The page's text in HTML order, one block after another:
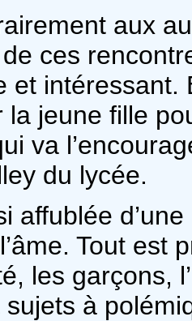
aux
ces
et
la jeune fille
va
du lycée.
affublée
Tout est
les garçons,
à